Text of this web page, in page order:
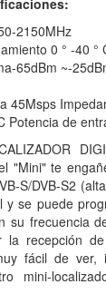
2150MHz
0 ° -40 °
65dBm ~-
45Msps
Potencia de
"Mini" te
S/DVB-S2
y se puede
su frecuencia
la recepción
fácil de ver,
mini-